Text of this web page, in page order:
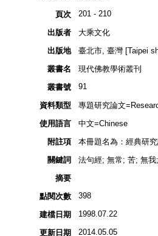
頁次 201 - 210
出版者
大乘文化
出版地
臺北市, 臺灣 [Taipei
叢書名
現代佛教學術叢刊
叢書號
91
資料類型
專題研究論文
使用語言
中文=Chinese
附註項
本冊題名為：經典研
關鍵詞
法句經; 無常; 苦; 無
摘要
點閱次數
398
建檔日期 1998.07.22
更新日期 2014.05.05